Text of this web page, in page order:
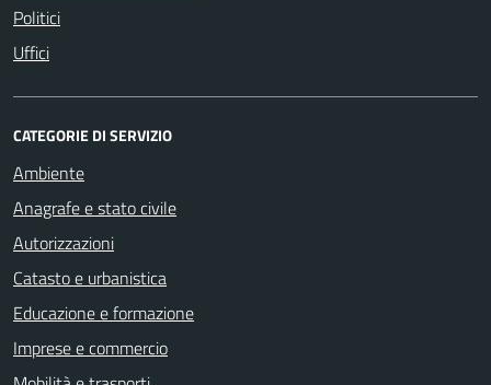
Politici
Uffici
CATEGORIE DI SERVIZIO
Ambiente
Anagrafe e stato civile
Autorizzazioni
Catasto e urbanistica
Educazione e formazione
Imprese e commercio